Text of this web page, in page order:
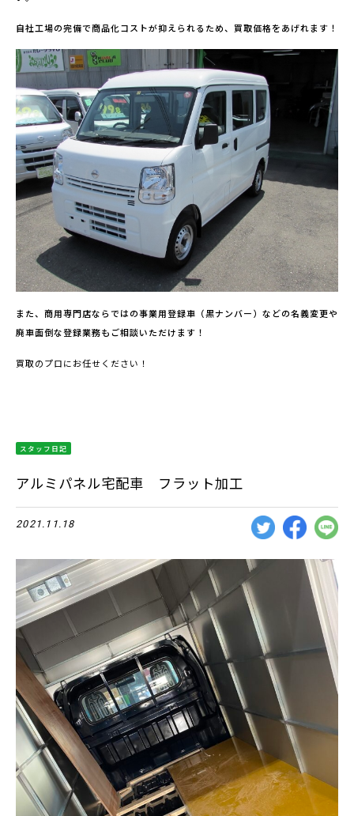
自社工場の完備で商品化コストが抑えられるため、買取価格をあげれます！
また、商用専門店ならではの事業用登録車（黒ナンバー）などの名義変更や
廃車面倒な登録業務もご相談いただけます！
買取のプロにお任せください！
スタッフ日記
アルミパネル宅配車 フラット加工
2021.11.18